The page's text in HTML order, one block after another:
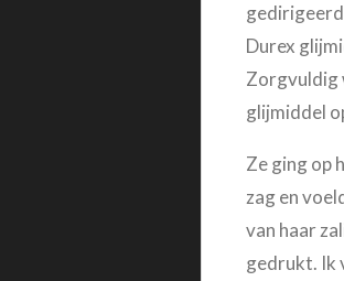
Durex
Zorgvuldig
glijmiddel
Ze ging op
zag en
van haar
gedrukt. Ik